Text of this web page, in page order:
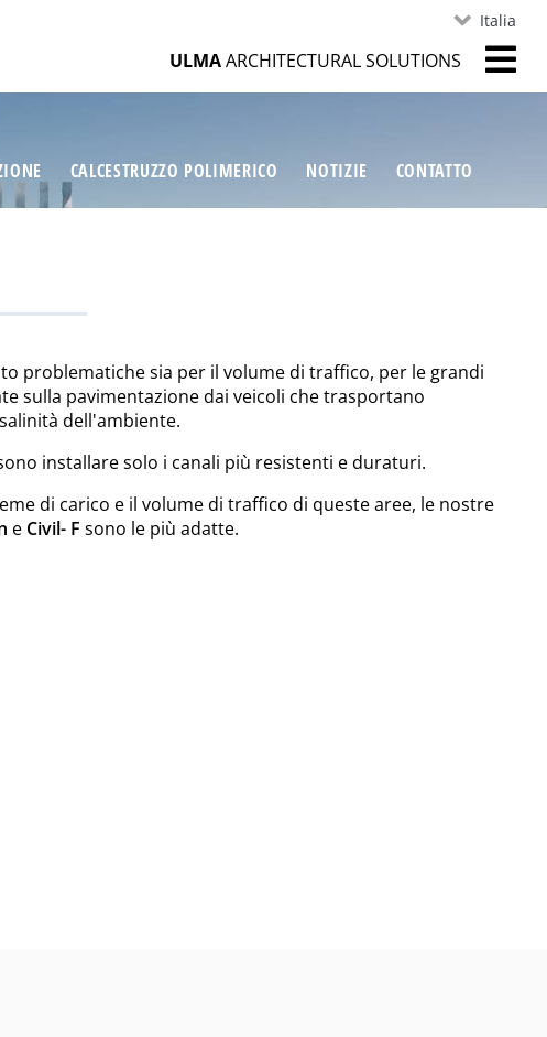
Italia
ULMAARCHITECTURAL SOLUTIONS
CALCESTRUZZO POLIMERICO NOTIZIE CONTATTO
problematiche sia per il volume di traffico, per le grandi
sulla pavimentazione dai veicoli che trasportano
dell'ambiente.
installare solo i canali più resistenti e duraturi.
di carico e il volume di traffico di queste aree, le nostre
e Civil- F sono le più adatte.